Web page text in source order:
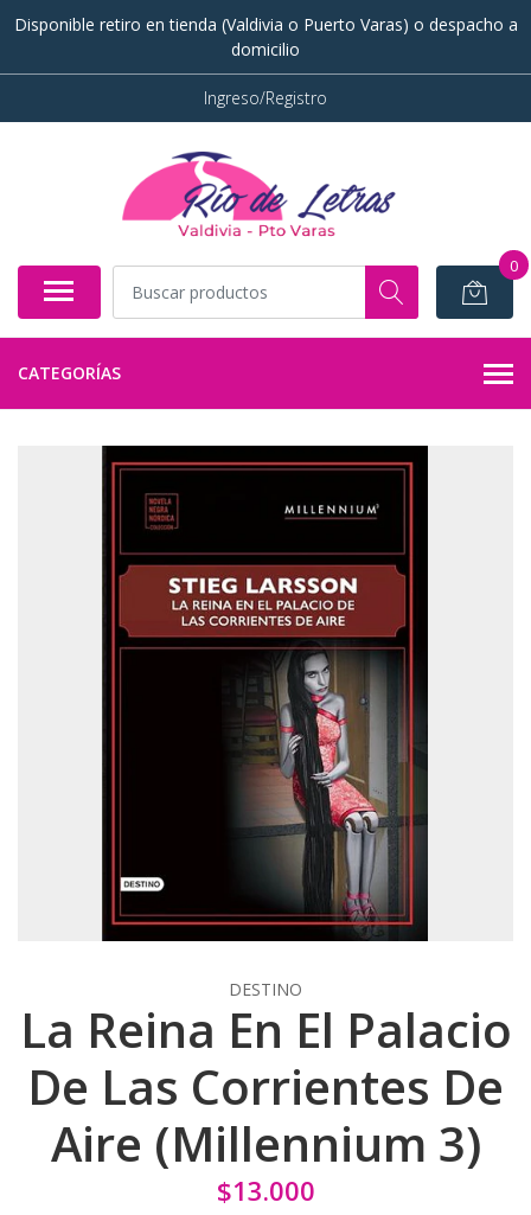
Disponible retiro en tienda (Valdivia o Puerto Varas) o despacho a
domicilio
Ingreso/Registro
0
CATEGORÍAS
DESTINO
La Reina En El Palacio
De Las Corrientes De
Aire (Millennium 3)
$13.000